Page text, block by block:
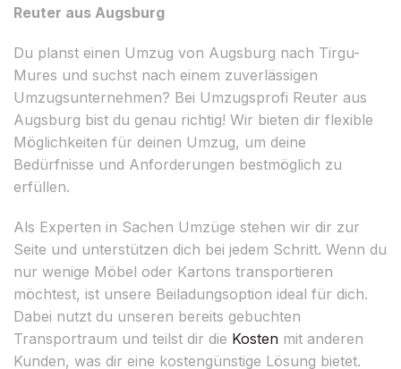
Reuter aus Augsburg
Du planst einen Umzug von Augsburg nach Tirgu-
Mures und suchst nach einem zuverlässigen
Umzugsunternehmen? Bei Umzugsprofi Reuter aus
Augsburg bist du genau richtig! Wir bieten dir flexible
Möglichkeiten für deinen Umzug, um deine
Bedürfnisse und Anforderungen bestmöglich zu
erfüllen.
Als Experten in Sachen Umzüge stehen wir dir zur
Seite und unterstützen dich bei jedem Schritt. Wenn du
nur wenige Möbel oder Kartons transportieren
möchtest, ist unsere Beiladungsoption ideal für dich.
Dabei nutzt du unseren bereits gebuchten
Transportraum und teilst dir die Kosten mit anderen
Kunden, was dir eine kostengünstige Lösung bietet.